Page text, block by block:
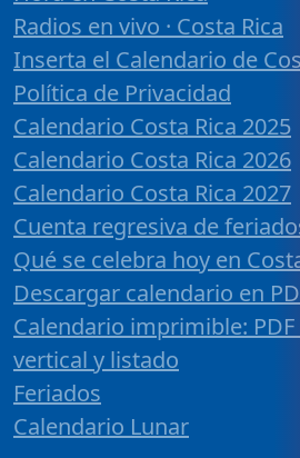
Radios en vivo · Costa Rica
Inserta el Calendario de
Política de Privacidad
Calendario Costa Rica 2025
Calendario Costa Rica 2026
Calendario Costa Rica 2027
Cuenta regresiva de
Qué se celebra hoy en
Descargar calendario en
Calendario imprimible:
vertical y listado
Feriados
Calendario Lunar